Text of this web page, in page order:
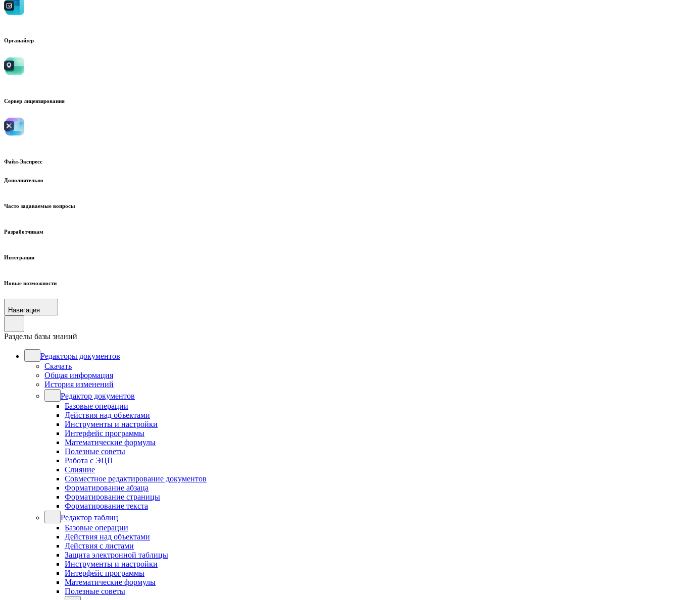
Органайзер
Сервер лицензирования
Файл-Экспресс
Дополнительно
Часто задаваемые вопросы
Разработчикам
Интеграции
Новые возможности
Навигация
Разделы базы знаний
Редакторы документов
Скачать
Общая информация
История изменений
Редактор документов
Базовые операции
Действия над объектами
Инструменты и настройки
Интерфейс программы
Математические формулы
Полезные советы
Работа с ЭЦП
Слияние
Совместное редактирование документов
Форматирование абзаца
Форматирование страницы
Форматирование текста
Редактор таблиц
Базовые операции
Действия над объектами
Действия с листами
Защита электронной таблицы
Инструменты и настройки
Интерфейс программы
Математические формулы
Полезные советы